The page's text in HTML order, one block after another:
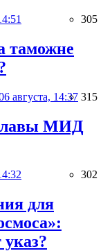
305
таможне
августа, 14:37 315
МИД
302
для